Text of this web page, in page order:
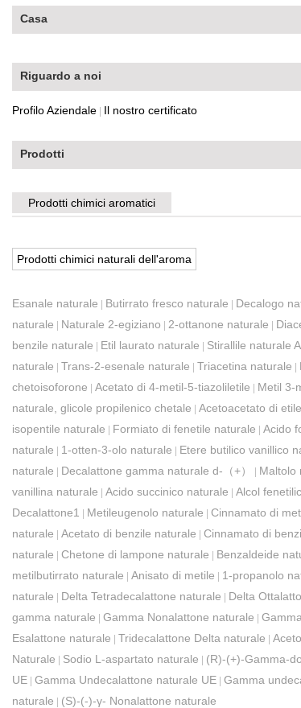
Casa
Riguardo a noi
Profilo Aziendale | Il nostro certificato
Prodotti
Prodotti chimici aromatici
Prodotti chimici naturali dell'aroma
Esanale naturale | Butirrato fresco naturale | Decalogo
naturale | Naturale 2-egiziano | 2-ottanone naturale |
benzile naturale | Etil laurato naturale | Stirallile naturale
naturale | Trans-2-esenale naturale | Triacetina naturale |
chetoisoforone | Acetato di 4-metil-5-tiazoliletile | Metil 3-
naturale, glicole propilenico chetale | Acetoacetato di
isopentile naturale | Formiato di fenetile naturale | Acido
naturale | 1-otten-3-olo naturale | Etere butilico vanillico
naturale | Decalattone gamma naturale d-（+） | Maltolo
vanillina naturale | Acido succinico naturale | Alcol
Decalattone1 | Metileugenolo naturale | Cinnamato di
naturale | Acetato di benzile naturale | Cinnamato di
naturale | Chetone di lampone naturale | Benzaldeide
metilbutirrato naturale | Anisato di metile | 1-propanolo
naturale | Delta Tetradecalattone naturale | Delta
gamma naturale | Gamma Nonalattone naturale |
Esalattone naturale | Tridecalattone Delta naturale |
Naturale | Sodio L-aspartato naturale | (R)-(+)-Gamma-
UE | Gamma Undecalattone naturale UE | Gamma
naturale | (S)-(-)-γ- Nonalattone naturale